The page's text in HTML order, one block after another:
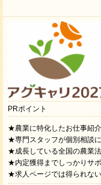
PRポイント
★農業に特化したお仕事紹
★専門スタッフが個別相談
★成長している全国の農業
★内定獲得までしっかりサ
★求人ページでは得られな